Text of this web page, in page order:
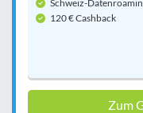
Schweiz-
120 € Cashback
Zum